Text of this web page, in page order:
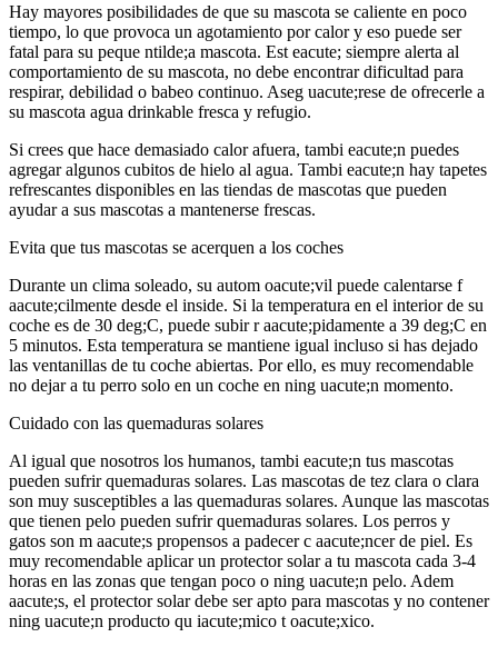
Hay mayores posibilidades de que su mascota se caliente en poco
tiempo, lo que provoca un agotamiento por calor y eso puede ser
fatal para su peque ntilde;a mascota. Est eacute; siempre alerta al
comportamiento de su mascota, no debe encontrar dificultad para
respirar, debilidad o babeo continuo. Aseg uacute;rese de ofrecerle a
su mascota agua drinkable fresca y refugio.
Si crees que hace demasiado calor afuera, tambi eacute;n puedes
agregar algunos cubitos de hielo al agua. Tambi eacute;n hay tapetes
refrescantes disponibles en las tiendas de mascotas que pueden
ayudar a sus mascotas a mantenerse frescas.
Evita que tus mascotas se acerquen a los coches
Durante un clima soleado, su autom oacute;vil puede calentarse f
aacute;cilmente desde el inside. Si la temperatura en el interior de su
coche es de 30 deg;C, puede subir r aacute;pidamente a 39 deg;C en
5 minutos. Esta temperatura se mantiene igual incluso si has dejado
las ventanillas de tu coche abiertas. Por ello, es muy recomendable
no dejar a tu perro solo en un coche en ning uacute;n momento.
Cuidado con las quemaduras solares
Al igual que nosotros los humanos, tambi eacute;n tus mascotas
pueden sufrir quemaduras solares. Las mascotas de tez clara o clara
son muy susceptibles a las quemaduras solares. Aunque las mascotas
que tienen pelo pueden sufrir quemaduras solares. Los perros y
gatos son m aacute;s propensos a padecer c aacute;ncer de piel. Es
muy recomendable aplicar un protector solar a tu mascota cada 3-4
horas en las zonas que tengan poco o ning uacute;n pelo. Adem
aacute;s, el protector solar debe ser apto para mascotas y no contener
ning uacute;n producto qu iacute;mico t oacute;xico.